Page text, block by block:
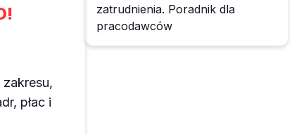
płac i
zatrudnienia. Poradnik dla
pracodawców